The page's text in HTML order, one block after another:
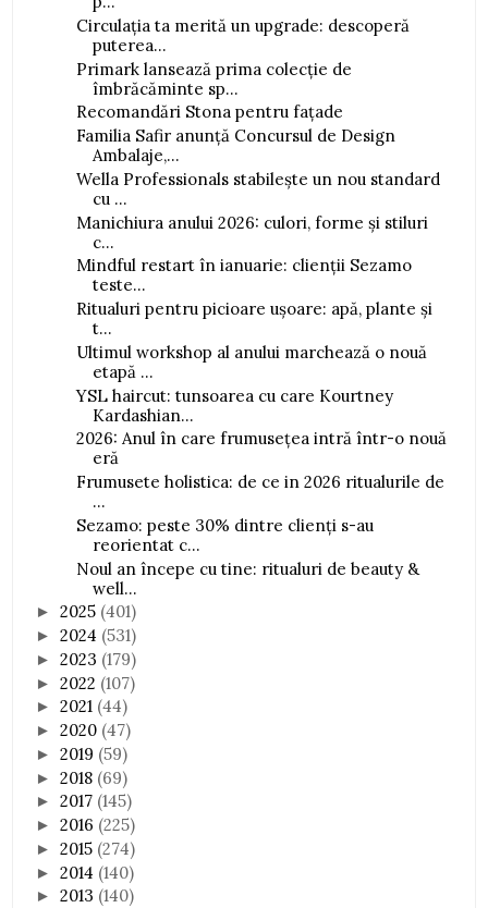
Circulația ta merită un upgrade: descoperă
puterea...
Primark lansează prima colecție de
îmbrăcăminte sp...
Recomandări Stona pentru fațade
Familia Safir anunță Concursul de Design
Ambalaje,...
Wella Professionals stabilește un nou standard
cu ...
Manichiura anului 2026: culori, forme și stiluri
c...
Mindful restart în ianuarie: clienții Sezamo
teste...
Ritualuri pentru picioare ușoare: apă, plante și
t...
Ultimul workshop al anului marchează o nouă
etapă ...
YSL haircut: tunsoarea cu care Kourtney
Kardashian...
2026: Anul în care frumusețea intră într-o nouă
eră
Frumusete holistica: de ce in 2026 ritualurile de
...
Sezamo: peste 30% dintre clienți s-au
reorientat c...
Noul an începe cu tine: ritualuri de beauty &
well...
►2025 (401)
►2024 (531)
►2023 (179)
►2022 (107)
►2021 (44)
►2020 (47)
►2019 (59)
►2018 (69)
►2017 (145)
►2016 (225)
►2015 (274)
►2014 (140)
►2013 (140)